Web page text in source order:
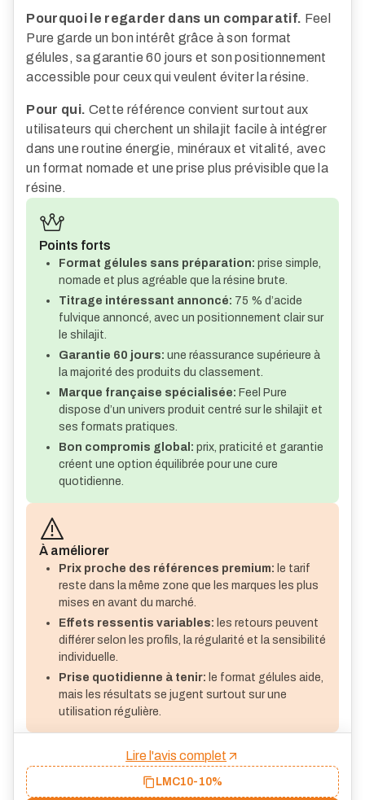
Pourquoi le regarder dans un comparatif. Feel
Pure garde un bon intérêt grâce à son format
gélules, sa garantie 60 jours et son positionnement
accessible pour ceux qui veulent éviter la résine.
Pour qui. Cette référence convient surtout aux
utilisateurs qui cherchent un shilajit facile à intégrer
dans une routine énergie, minéraux et vitalité, avec
un format nomade et une prise plus prévisible que la
résine.
Points forts
Format gélules sans préparation: prise simple,
nomade et plus agréable que la résine brute.
Titrage intéressant annoncé: 75 % d’acide
fulvique annoncé, avec un positionnement clair sur
le shilajit.
Garantie 60 jours: une réassurance supérieure à
la majorité des produits du classement.
Marque française spécialisée: Feel Pure
dispose d’un univers produit centré sur le shilajit et
ses formats pratiques.
Bon compromis global: prix, praticité et garantie
créent une option équilibrée pour une cure
quotidienne.
À améliorer
Prix proche des références premium: le tarif
reste dans la même zone que les marques les plus
mises en avant du marché.
Effets ressentis variables: les retours peuvent
différer selon les profils, la régularité et la sensibilité
individuelle.
Prise quotidienne à tenir: le format gélules aide,
mais les résultats se jugent surtout sur une
utilisation régulière.
Lire l'avis complet
LMC10-10%